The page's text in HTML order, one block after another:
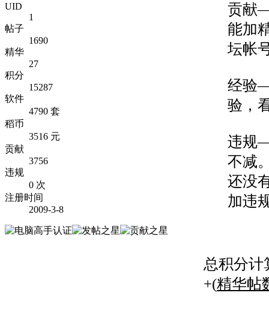
UID
1
帖子
1690
精华
27
积分
15287
软件
4790 套
稻币
3516 元
贡献
3756
违规
0 次
注册时间
2009-3-8
贡献
能加
坛帐
经验
验，
违规
不减
还没
加违
总积分计
+(精华帖